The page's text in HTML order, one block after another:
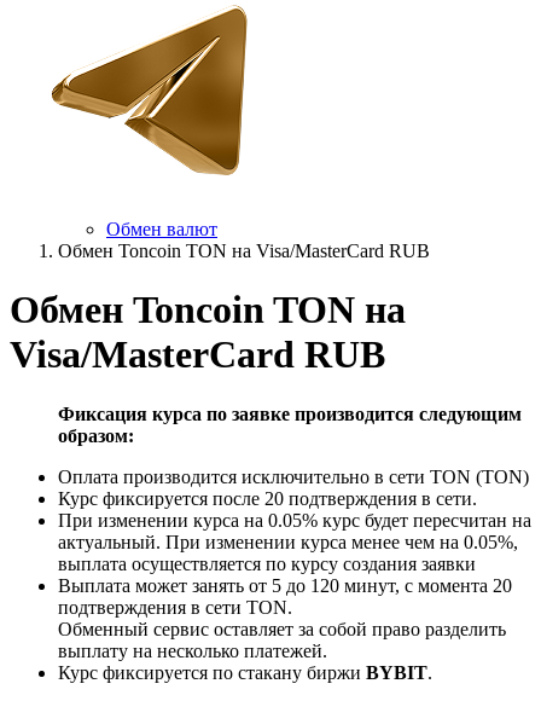
Обмен валют
Обмен Toncoin TON на Visa/MasterCard RUB
Обмен Toncoin TON на
Visa/MasterCard RUB
Фиксация курса по заявке производится следующим
образом:
Оплата производится исключительно в сети TON (TON)
Курс фиксируется после 20 подтверждения в сети.
При изменении курса на 0.05% курс будет пересчитан на
актуальный. При изменении курса менее чем на 0.05%,
выплата осуществляется по курсу создания заявки
Выплата может занять от 5 до 120 минут, с момента 20
подтверждения в сети TON.
Обменный сервис оставляет за собой право разделить
выплату на несколько платежей.
Курс фиксируется по стакану биржи BYBIT.